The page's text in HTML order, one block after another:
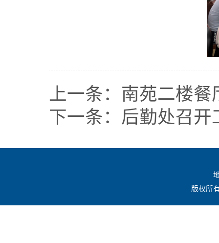
上一条： 南苑二楼餐
下一条： 后勤处召开
版权所